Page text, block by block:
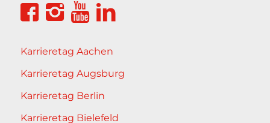
Karrieretag Aachen
Karrieretag Augsburg
Karrieretag Berlin
Karrieretag Bielefeld